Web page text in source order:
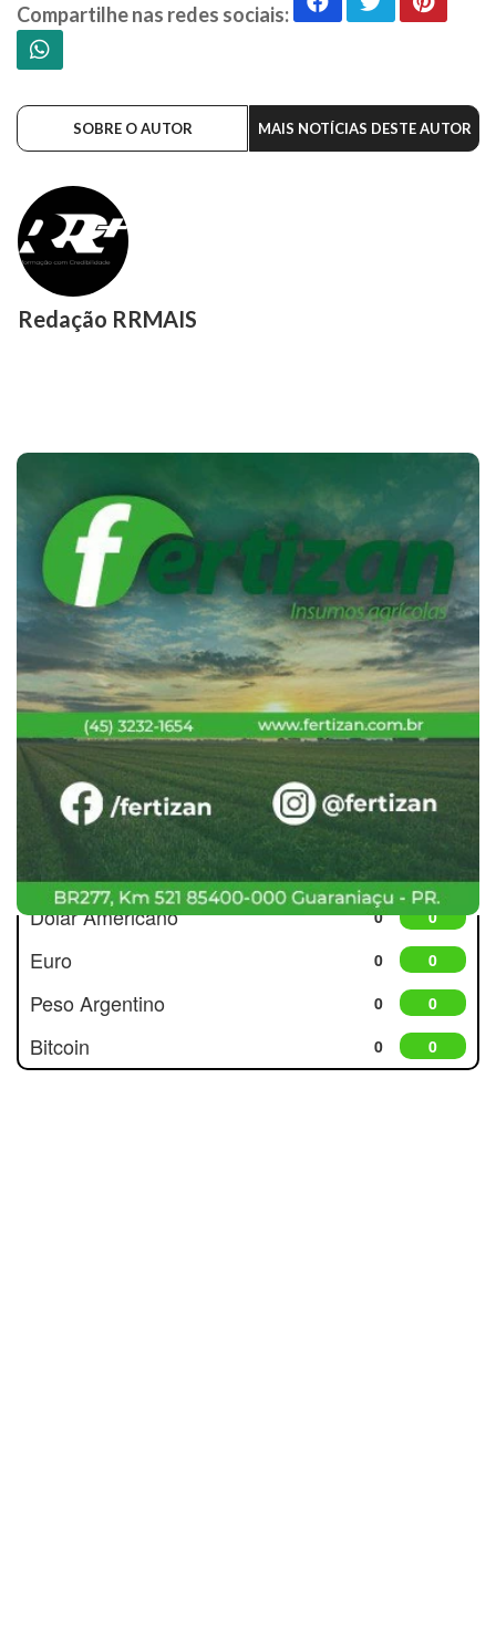
Compartilhe nas redes sociais:
SOBRE O AUTOR MAIS NOTÍCIAS DESTE AUTOR
Redação RRMAIS
Cotações
Dólar Americano 0 0
Euro 0 0
Peso Argentino 0 0
Bitcoin 0 0